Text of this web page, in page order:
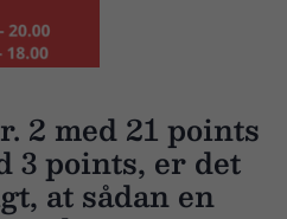
2 med 21 points
3 points, er det
at sådan en